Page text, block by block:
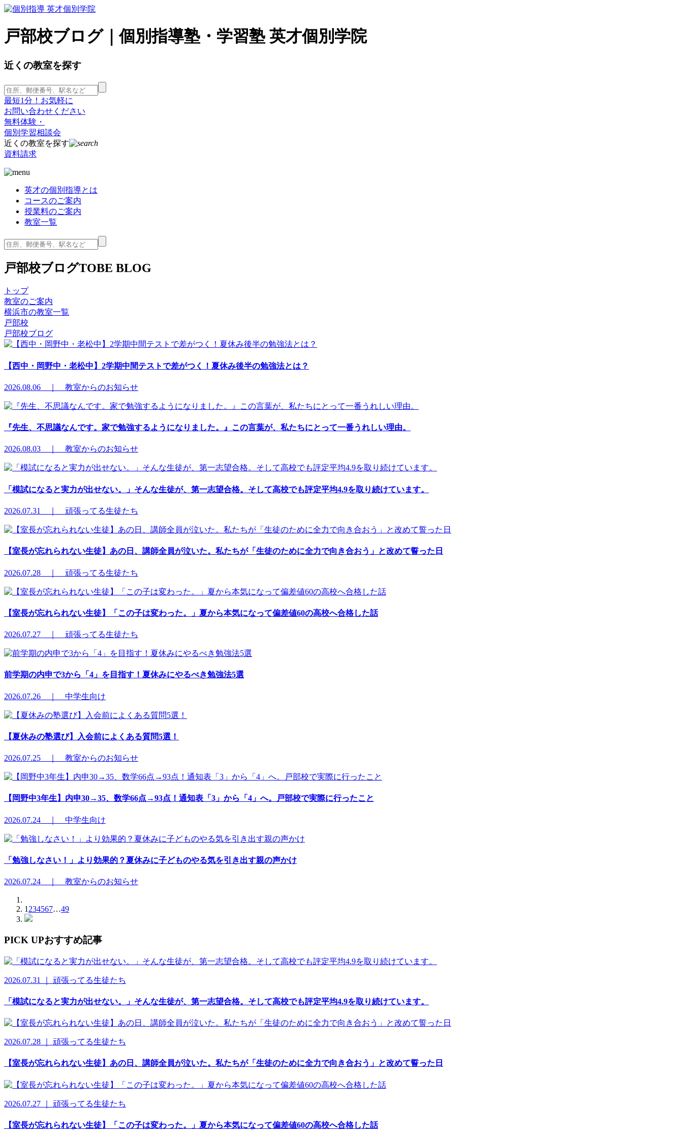
戸部校ブログ｜個別指導塾・学習塾 英才個別学院
近くの教室を探す
最短1分！お気軽に
お問い合わせください
無料体験・
個別学習相談会
近くの教室を探す
資料請求
英才の個別指導とは
コースのご案内
授業料のご案内
教室一覧
戸部校ブログTOBE BLOG
トップ
教室のご案内
横浜市の教室一覧
戸部校
戸部校ブログ
【西中・岡野中・老松中】2学期中間テストで差がつく！夏休み後半の勉強法とは？
2026.08.06 ｜ 教室からのお知らせ
『先生、不思議なんです。家で勉強するようになりました。』この言葉が、私たちにとって一番うれしい理由。
2026.08.03 ｜ 教室からのお知らせ
「模試になると実力が出せない。」そんな生徒が、第一志望合格。そして高校でも評定平均4.9を取り続けています。
2026.07.31 ｜ 頑張ってる生徒たち
【室長が忘れられない生徒】あの日、講師全員が泣いた。私たちが「生徒のために全力で向き合おう」と改めて誓った日
2026.07.28 ｜ 頑張ってる生徒たち
【室長が忘れられない生徒】「この子は変わった。」夏から本気になって偏差値60の高校へ合格した話
2026.07.27 ｜ 頑張ってる生徒たち
前学期の内申で3から「4」を目指す！夏休みにやるべき勉強法5選
2026.07.26 ｜ 中学生向け
【夏休みの塾選び】入会前によくある質問5選！
2026.07.25 ｜ 教室からのお知らせ
【岡野中3年生】内申30→35、数学66点→93点！通知表「3」から「4」へ。戸部校で実際に行ったこと
2026.07.24 ｜ 中学生向け
「勉強しなさい！」より効果的？夏休みに子どものやる気を引き出す親の声かけ
2026.07.24 ｜ 教室からのお知らせ
1 234567…49
PICK UPおすすめ記事
2026.07.31 ｜ 頑張ってる生徒たち
「模試になると実力が出せない。」そんな生徒が、第一志望合格。そして高校でも評定平均4.9を取り続けています。
2026.07.28 ｜ 頑張ってる生徒たち
【室長が忘れられない生徒】あの日、講師全員が泣いた。私たちが「生徒のために全力で向き合おう」と改めて誓った日
2026.07.27 ｜ 頑張ってる生徒たち
【室長が忘れられない生徒】「この子は変わった。」夏から本気になって偏差値60の高校へ合格した話